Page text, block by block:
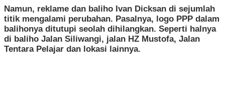
Namun, reklame dan baliho Ivan Dicksan di sejumlah
titik mengalami perubahan. Pasalnya, logo PPP dalam
balihonya ditutupi seolah dihilangkan. Seperti halnya
di baliho Jalan Siliwangi, jalan HZ Mustofa, Jalan
Tentara Pelajar dan lokasi lainnya.